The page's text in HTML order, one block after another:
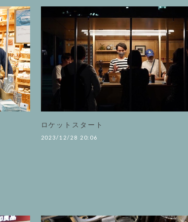
ロケットスタート
2023/12/28 20:06